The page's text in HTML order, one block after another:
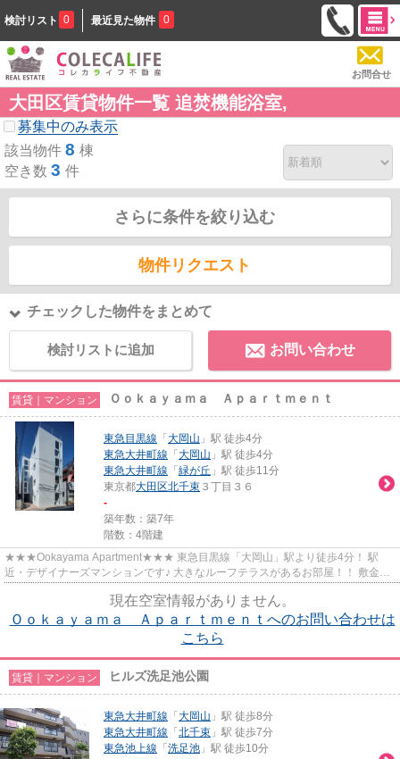
検討リスト 0 最近見た物件 0
お問合せ
大田区賃貸物件一覧 追焚機能浴室,
募集中のみ表示
該当物件 8 棟
空き数 3 件
さらに条件を絞り込む
物件リクエスト
チェックした物件をまとめて
検討リストに追加 お問い合わせ
賃貸｜マンション Ｏｏｋａｙａｍａ Ａｐａｒｔｍｅｎｔ
東急目黒線 「 大岡山 」駅 徒歩4分
東急大井町線 「 大岡山 」駅 徒歩4分
東急大井町線 「 緑が丘 」駅 徒歩11分
東京都大田区北千束 ３丁目３６
-
築年数：築7年
階数：4階建
★★★Ookayama Apartment★★★ 東急目黒線「大岡山」駅より徒歩4分！ 駅
近・デザイナーズマンションです♪ 大きなルーフテラスがあるお部屋！！ 敷金・
現在空室情報がありません。
Ｏｏｋａｙａｍａ Ａｐａｒｔｍｅｎｔへのお問い合わせは
こちら
賃貸｜マンション ヒルズ洗足池公園
東急大井町線 「 大岡山 」駅 徒歩8分
東急大井町線 「 北千束 」駅 徒歩7分
東急池上線 「 洗足池 」駅 徒歩10分